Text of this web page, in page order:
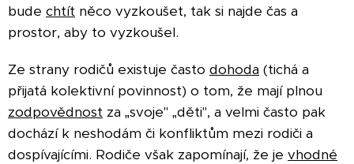
bude chtít něco vyzkoušet, tak si najde čas a
prostor, aby to vyzkoušel.
Ze strany rodičů existuje často dohoda (tichá a
přijatá kolektivní povinnost) o tom, že mají plnou
zodpovědnost za „svoje" „děti", a velmi často pak
dochází k neshodám či konfliktům mezi rodiči a
dospívajícími. Rodiče však zapomínají, že je vhodné